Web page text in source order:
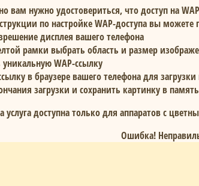
вам нужно удостовериться, что доступ на
по настройке WAP-доступа вы
дисплея вашего телефона
рамки выбрать область и размер
уникальную WAP-ссылку
в браузере вашего телефона для
загрузки и сохранить картинку в
доступна только для аппаратов с
Ошибка!